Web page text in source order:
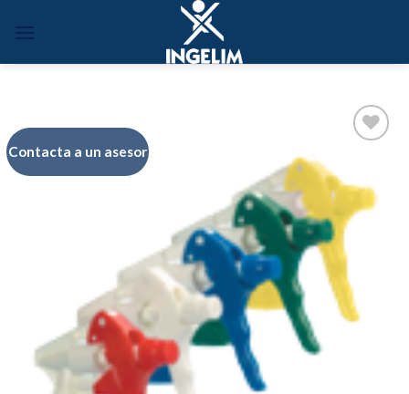
Contacta a un asesor
a la
lista de
deseos